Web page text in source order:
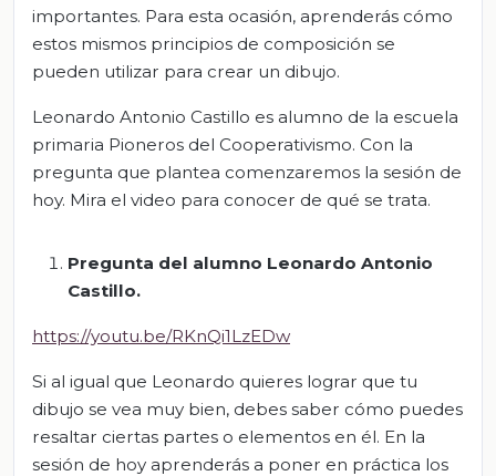
importantes. Para esta ocasión, aprenderás cómo
estos mismos principios de composición se
pueden utilizar para crear un dibujo.
Leonardo Antonio Castillo es alumno de la escuela
primaria Pioneros del Cooperativismo. Con la
pregunta que plantea comenzaremos la sesión de
hoy. Mira el video para conocer de qué se trata.
Pregunta del alumno Leonardo Antonio
Castillo.
https://youtu.be/RKnQi1LzEDw
Si al igual que Leonardo quieres lograr que tu
dibujo se vea muy bien, debes saber cómo puedes
resaltar ciertas partes o elementos en él. En la
sesión de hoy aprenderás a poner en práctica los